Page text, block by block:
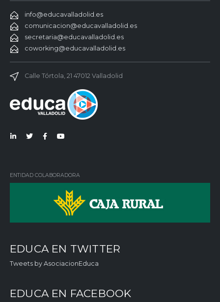
info@educavalladolid.es
comunicacion@educavalladolid.es
secretaria@educavalladolid.es
coworking@educavalladolid.es
Calle Tórtola, 21 47012 Valladolid
ENTIDAD COLABORADORA
EDUCA EN TWITTER
Tweets by AsociacionEduca
EDUCA EN FACEBOOK